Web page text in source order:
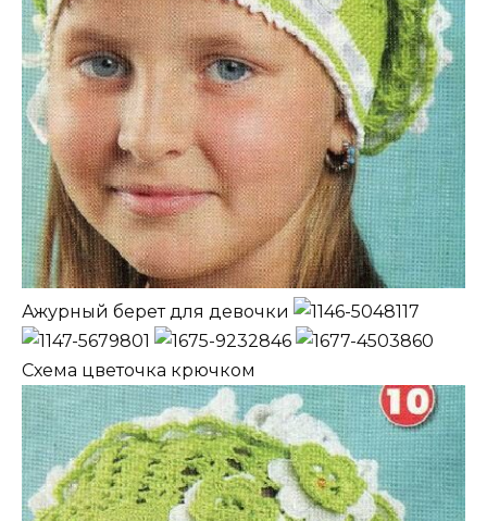
Ажурный берет для девочки
Схема цветочка крючком